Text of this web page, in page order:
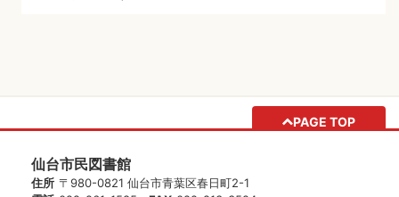
PAGE TOP
仙台市民図書館
住所 〒980-0821 仙台市青葉区春日町2-1